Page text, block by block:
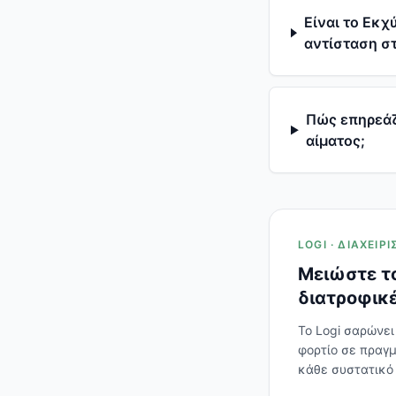
Είναι το
αντίσταση
Πώς
αίματος;
LOGI ·
Μειώστε
Το Logi σαρώνει
φορτίο σε
κάθε